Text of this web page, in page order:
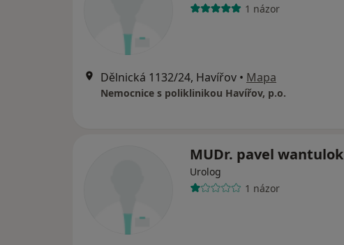
1 názor
Dělnická 1132/24, Havířov • Mapa
Nemocnice s poliklinikou Havířov, p.o.
MUDr. pavel wantulok
Urolog
1 názor